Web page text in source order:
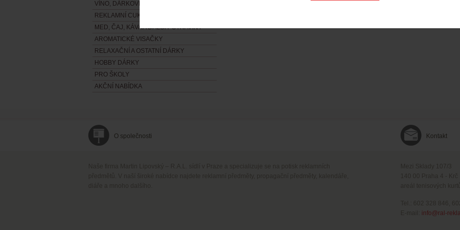
VÍNO, DÁRKOVÉ VINNÉ SADY
REKLAMNÍ CUKROVINKY
MED, ČAJ, KÁVA A DALŠÍ POTRAVINY
AROMATICKÉ VISAČKY
RELAXAČNÍ A OSTATNÍ DÁRKY
HOBBY DÁRKY
PRO ŠKOLY
AKČNÍ NABÍDKA
O společnosti Kontakt
info@ral-